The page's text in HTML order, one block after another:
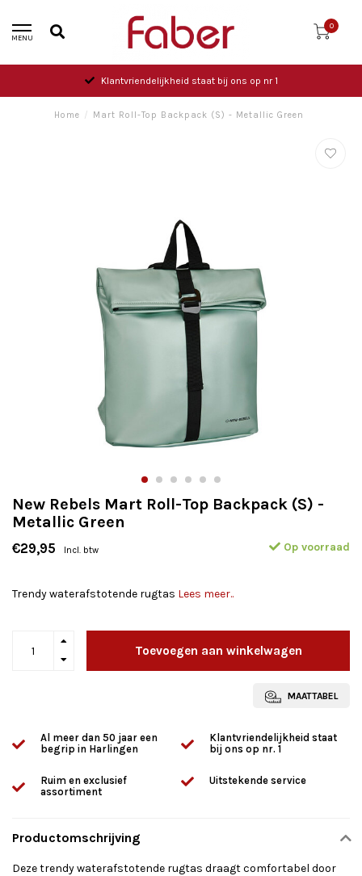
MENU
0
Klantvriendelijkheid staat bij ons op nr 1
Home / Mart Roll-Top Backpack (S) - Metallic Green
New Rebels Mart Roll-Top Backpack (S) -
Metallic Green
€29,95 Incl. btw Op voorraad
Trendy waterafstotende rugtas Lees meer..
Toevoegen aan winkelwagen
MAATTABEL
Al meer dan 50 jaar een
begrip in Harlingen
Klantvriendelijkheid staat
bij ons op nr. 1
Ruim en exclusief
assortiment
Uitstekende service
Productomschrijving
Deze trendy waterafstotende rugtas draagt comfortabel door